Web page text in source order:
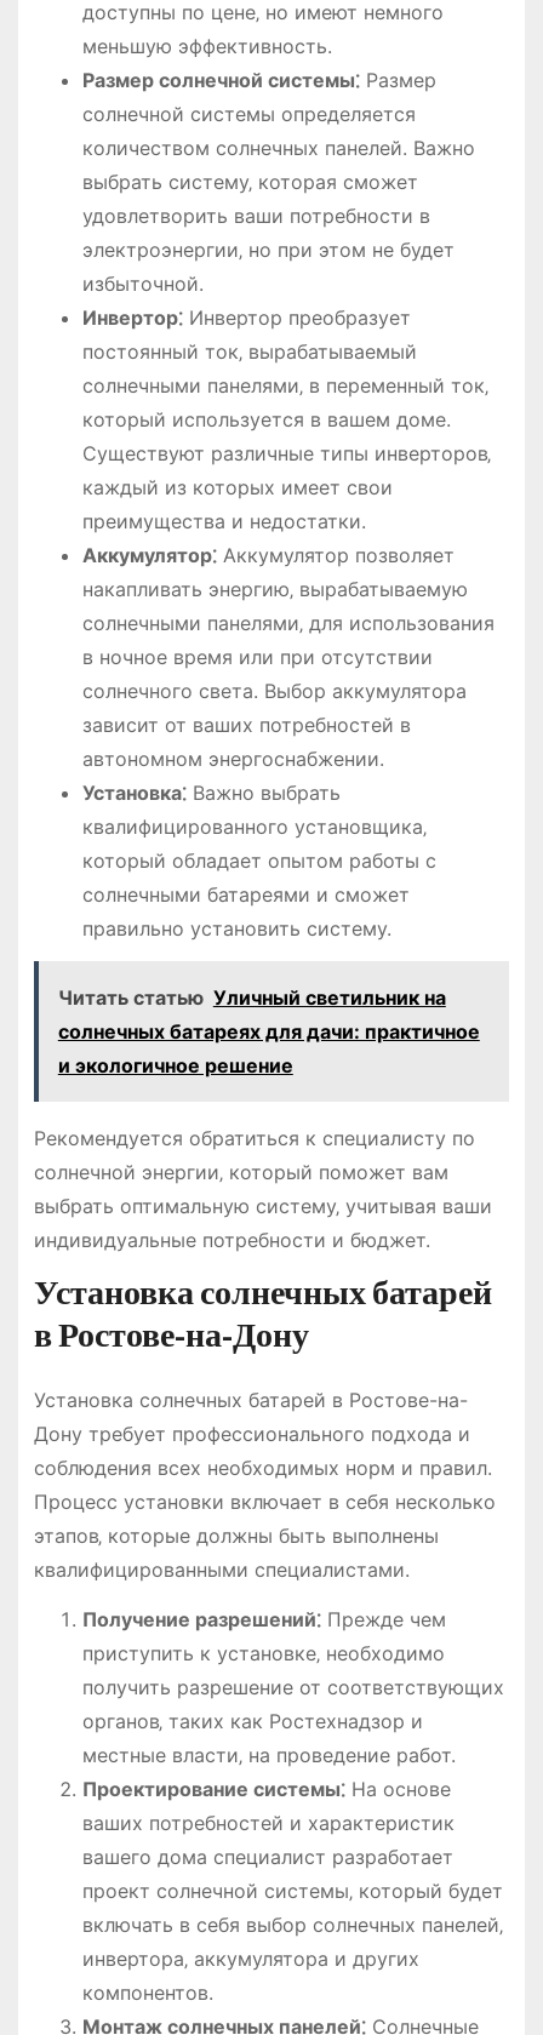
доступны по цене‚ но имеют немного
меньшую эффективность.
Размер солнечной системы⁚Размер
солнечной системы определяется
количеством солнечных панелей. Важно
выбрать систему‚ которая сможет
удовлетворить ваши потребности в
электроэнергии‚ но при этом не будет
избыточной.
Инвертор⁚Инвертор преобразует
постоянный ток‚ вырабатываемый
солнечными панелями‚ в переменный ток‚
который используется в вашем доме.
Существуют различные типы инверторов‚
каждый из которых имеет свои
преимущества и недостатки.
Аккумулятор⁚Аккумулятор позволяет
накапливать энергию‚ вырабатываемую
солнечными панелями‚ для использования
в ночное время или при отсутствии
солнечного света. Выбор аккумулятора
зависит от ваших потребностей в
автономном энергоснабжении.
Установка⁚Важно выбрать
квалифицированного установщика‚
который обладает опытом работы с
солнечными батареями и сможет
правильно установить систему.
Читать статью Уличный светильник на
солнечных батареях для дачи: практичное
и экологичное решение
Рекомендуется обратиться к специалисту по
солнечной энергии‚ который поможет вам
выбрать оптимальную систему‚ учитывая ваши
индивидуальные потребности и бюджет.
Установка солнечных батарей
в Ростове-на-Дону
Установка солнечных батарей в Ростове-на-
Дону требует профессионального подхода и
соблюдения всех необходимых норм и правил.
Процесс установки включает в себя несколько
этапов‚ которые должны быть выполнены
квалифицированными специалистами.
Получение разрешений⁚Прежде чем
приступить к установке‚ необходимо
получить разрешение от соответствующих
органов‚ таких как Ростехнадзор и
местные власти‚ на проведение работ.
Проектирование системы⁚На основе
ваших потребностей и характеристик
вашего дома специалист разработает
проект солнечной системы‚ который будет
включать в себя выбор солнечных панелей‚
инвертора‚ аккумулятора и других
компонентов.
Монтаж солнечных панелей⁚Солнечные